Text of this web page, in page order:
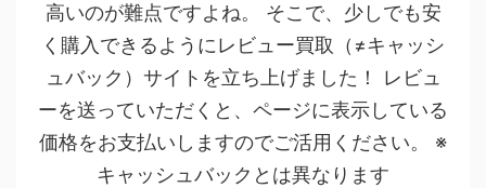
高いのが難点ですよね。 そこで、少しでも安
く購入できるようにレビュー買取（≠キャッシ
ュバック）サイトを立ち上げました！ レビュ
ーを送っていただくと、ページに表示している
価格をお支払いしますのでご活用ください。 ※
キャッシュバックとは異なります